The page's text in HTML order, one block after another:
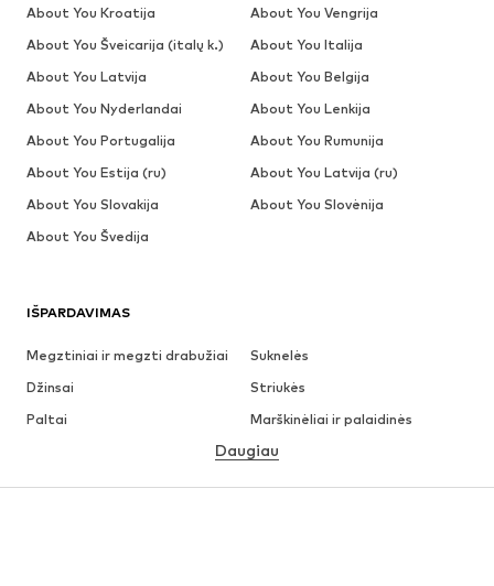
IŠPARDAVIMAS
Megztiniai ir megzti drabužiai
Suknelės
Džinsai
Striukės
Paltai
Marškinėliai ir palaidinės
Apatiniai
Daugiau
About You Kroatija
About You Vengrija
About You Šveicarija (italų k.)
About You Italija
About You Latvija
About You Belgija
About You Nyderlandai
About You Lenkija
About You Portugalija
About You Rumunija
About You Estija (ru)
About You Latvija (ru)
About You Slovakija
About You Slovėnija
About You Švedija